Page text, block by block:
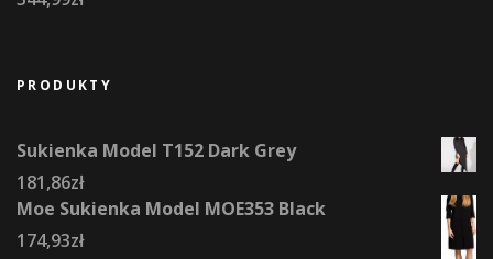
PRODUKTY
Sukienka Model T152 Dark Grey
181,86zł
Moe Sukienka Model MOE353 Black
174,93zł